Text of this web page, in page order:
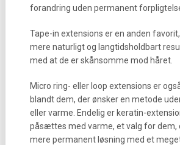
forandring uden permanent
Tape-in extensions er en anden
mere naturligt og langtidsholdbart
med at de er skånsomme mod håret.
Micro ring- eller loop extensions er
blandt dem, der ønsker en metode
eller varme. Endelig er keratin-
påsættes med varme, et valg for dem,
mere permanent løsning med et